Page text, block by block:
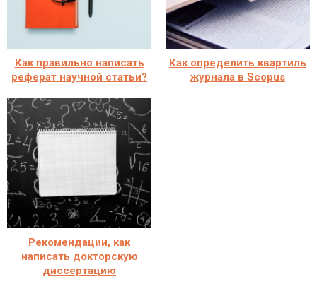
Как правильно написать
реферат научной статьи?
Как определить квартиль
журнала в Scopus
Рекомендации, как
написать докторскую
диссертацию